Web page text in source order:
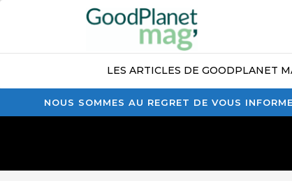
NOUS SOMMES AU REGRET DE VOUS
LES ARTICLES DE GOODPLANET